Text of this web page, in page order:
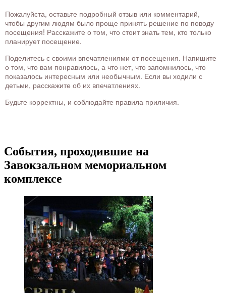
Пожалуйста, оставьте подробный отзыв или комментарий,
чтобы другим людям было проще принять решение по поводу
посещения! Расскажите о том, что стоит знать тем, кто только
планирует посещение.
Поделитесь с своими впечатлениями от посещения. Напишите
о том, что вам понравилось, а что нет, что запомнилось, что
показалось интересным или необычным. Если вы ходили с
детьми, расскажите об их впечатлениях.
Будьте корректны, и соблюдайте правила приличия.
События, проходившие на
Завокзальном мемориальном
комплексе